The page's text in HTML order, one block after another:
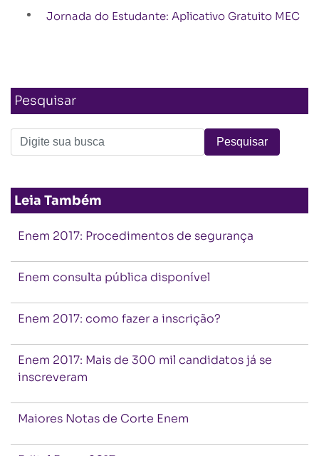
Jornada do Estudante: Aplicativo Gratuito MEC
Pesquisar
Leia Também
Enem 2017: Procedimentos de segurança
Enem consulta pública disponível
Enem 2017: como fazer a inscrição?
Enem 2017: Mais de 300 mil candidatos já se
inscreveram
Maiores Notas de Corte Enem